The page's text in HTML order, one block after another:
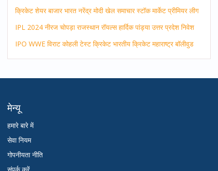
क्रिकेट शेयर बाजार भारत नरेंद्र मोदी खेल समाचार स्टॉक मार्केट प्रीमियर लीग
IPL 2024 नीरज चोपड़ा राजस्थान रॉयल्स हार्दिक पांड्या उत्तर प्रदेश निवेश
IPO WWE विराट कोहली टेस्ट क्रिकेट भारतीय क्रिकेट महाराष्ट्र बॉलीवुड
मेन्यू
हमारे बारे में
सेवा नियम
गोपनीयता नीति